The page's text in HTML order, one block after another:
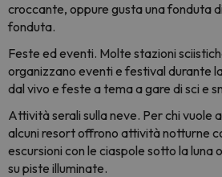
croccante, oppure gusta una fonduta
fonduta.
Feste ed eventi. Molte stazioni
organizzano eventi e festival durante
dal vivo e feste a tema a gare di sci e
Attività serali sulla neve. Per chi vuole
alcuni resort offrono attività notturne
escursioni con le ciaspole sotto la luna
su piste illuminate.